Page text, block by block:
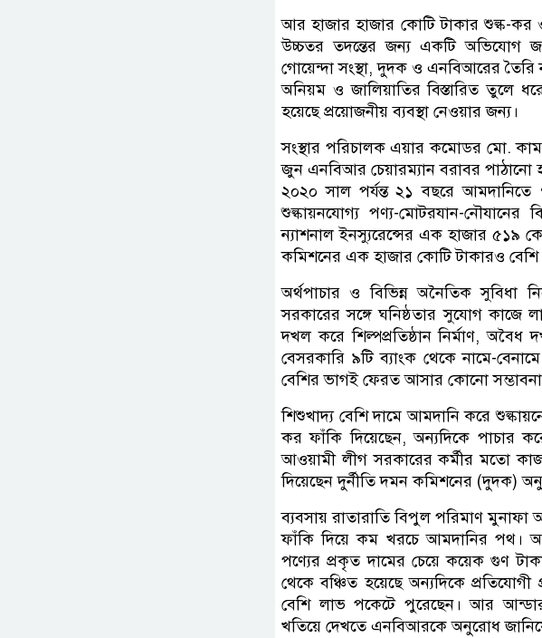
আর হাজার হাজার কোটি টাকার শুল্ক-কর
উচ্চতর তদন্তের জন্য একটি অভিযোগ
গোয়েন্দা সংস্থা, দুদক ও এনবিআরের
অনিয়ম ও জালিয়াতির বিস্তারিত তুলে
হয়েছে প্রয়োজনীয় ব্যবস্থা নেওয়ার জন্য।
সংস্থার পরিচালক এয়ার কমোডর মো.
জুন এনবিআর চেয়ারম্যান বরাবর পাঠানো
২০২০ সাল পর্যন্ত ২১ বছরে
শুল্কায়নযোগ্য পণ্য-মোটরযান-নৌযানের
ন্যাশনাল ইনস্যুরেন্সের এক হাজার ৫১৯
কমিশনের এক হাজার কোটি টাকারও
অর্থপাচার ও বিভিন্ন অনৈতিক সুবিধা
সরকারের সঙ্গে ঘনিষ্ঠতার সুযোগ কাজে
দখল করে শিল্পপ্রতিষ্ঠান নির্মাণ,
বেসরকারি ৯টি ব্যাংক থেকে নামে-
বেশির ভাগই ফেরত আসার কোনো সম্ভাবনা
শিশুখাদ্য বেশি দামে আমদানি করে
কর ফাঁকি দিয়েছেন, অন্যদিকে পাচার
আওয়ামী লীগ সরকারের কর্মীর মতো কাজ
দিয়েছেন দুর্নীতি দমন কমিশনের (দুদক)
ব্যবসায় রাতারাতি বিপুল পরিমাণ মুনাফা
ফাঁকি দিয়ে কম খরচে আমদানির পথ।
পণ্যের প্রকৃত দামের চেয়ে কয়েক গুণ
থেকে বঞ্চিত হয়েছে অন্যদিকে
বেশি লাভ পকেটে পুরেছেন। আর আন্ডার
খতিয়ে দেখতে এনবিআরকে অনুরোধ